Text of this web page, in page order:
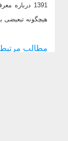
1391
هیچگونه تبعیضی
مطالب